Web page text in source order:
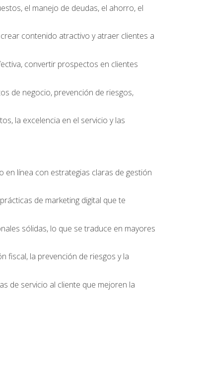
el manejo de deudas, el ahorro, el
contenido atractivo y atraer clientes a
convertir prospectos en clientes
de negocio, prevención de riesgos,
la excelencia en el servicio y las
en línea con estrategias claras de gestión
de marketing digital que te
sólidas, lo que se traduce en mayores
fiscal, la prevención de riesgos y la
de servicio al cliente que mejoren la